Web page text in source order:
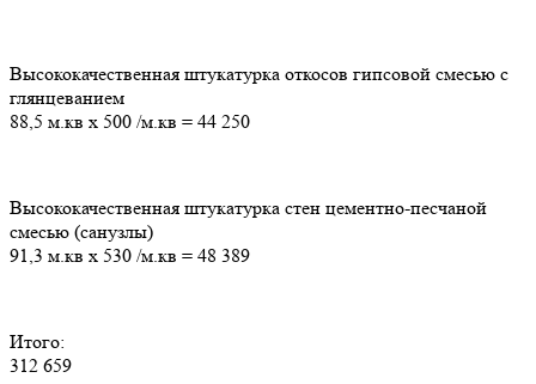
Высококачественная штукатурка откосов гипсовой смесью с
глянцеванием
88,5 м.кв х 500 /м.кв = 44 250
Высококачественная штукатурка стен цементно-песчаной
смесью (санузлы)
91,3 м.кв х 530 /м.кв = 48 389
Итого:
312 659